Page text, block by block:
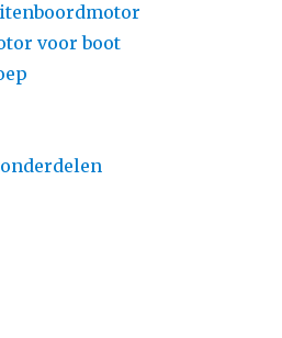
voor boot